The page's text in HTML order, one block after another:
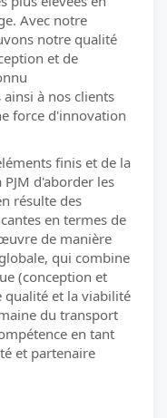
Avec notre
notre qualité
et de
à nos clients
force d'innovation
finis et de la
d'aborder les
résulte des
en termes de
de manière
qui combine
(conception et
qualité et la viabilité
du transport
en tant
et partenaire